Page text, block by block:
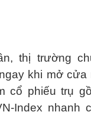
thị trường
khi mở
cổ phiếu trụ
Index nhanh